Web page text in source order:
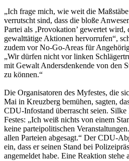
„Ich frage mich, wie weit die
verrutscht sind, dass die bloße
Partei als ‚Provokation’ gewertet
gewalttätige Aktionen hervorrufen“,
zudem vor No-Go-Areas für
„Wir dürfen nicht vor linken
mit Gewalt Andersdenkende von den
zu können.“
Die Organisatoren des Myfestes, die
Mai in Kreuzberg bemühen, sagten,
CDU-Infostand überrascht seien. Silke
Festes: „Ich weiß nichts von einem
keine parteipolitischen
allen Parteien abgesagt.“ Der CDU-
ein, dass er seinen Stand bei
angemeldet habe. Eine Reaktion stehe